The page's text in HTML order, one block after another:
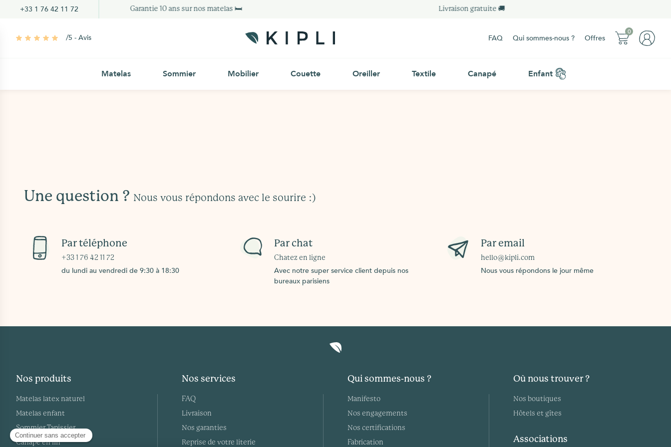
+33 1 76 42 11 72 Garantie 10 ans sur nos matelas 🛏 Livraison gratuite 🚚
/5 - Avis FAQ Qui sommes-nous ? Offres
0
Matelas Sommier Mobilier Couette Oreiller Textile Canapé Enfant
Une question ? Nous vous répondons avec le sourire :)
Par téléphone
+33 1 76 42 11 72
du lundi au vendredi de 9:30 à 18:30
Par chat
Chatez en ligne
Avec notre super service client depuis nos
bureaux parisiens
Par email
hello@kipli.com
Nous vous répondons le jour même
Nos produits
Matelas latex naturel
Matelas enfant
Sommier Tapissier
Canapé en lin
Nos services
FAQ
Livraison
Nos garanties
Reprise de votre literie
Qui sommes-nous ?
Manifesto
Nos engagements
Nos certifications
Fabrication
Où nous trouver ?
Nos boutiques
Hôtels et gîtes
Associations